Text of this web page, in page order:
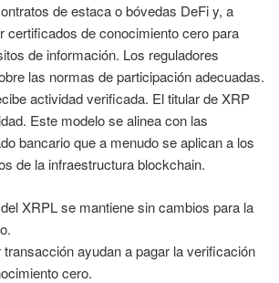
de estaca o bóvedas DeFi y, a
certificados de conocimiento cero para
de información. Los reguladores
las normas de participación adecuadas.
actividad verificada. El titular de XRP
Este modelo se alinea con las
bancario que a menudo se aplican a los
de la infraestructura blockchain.
XRPL se mantiene sin cambios para la
ayudan a pagar la verificación
cero.